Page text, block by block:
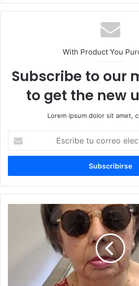
With Product You
Subscribe to our
to get the new
Lorem ipsum dolor sit amet,
correo